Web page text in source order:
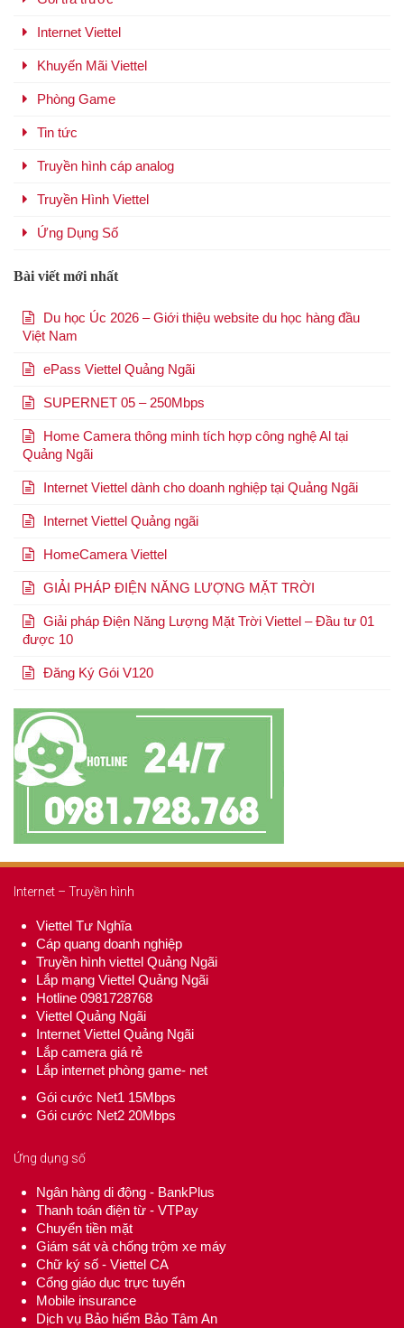
Internet Viettel
Khuyến Mãi Viettel
Phòng Game
Tin tức
Truyền hình cáp analog
Truyền Hình Viettel
Ứng Dụng Số
Bài viết mới nhất
Du học Úc 2026 – Giới thiệu website du học hàng đầu
Việt Nam
ePass Viettel Quảng Ngãi
SUPERNET 05 – 250Mbps
Home Camera thông minh tích hợp công nghệ Al tại
Quảng Ngãi
Internet Viettel dành cho doanh nghiệp tại Quảng Ngãi
Internet Viettel Quảng ngãi
HomeCamera Viettel
GIẢI PHÁP ĐIỆN NĂNG LƯỢNG MẶT TRỜI
Giải pháp Điện Năng Lượng Mặt Trời Viettel – Đầu tư 01
được 10
Đăng Ký Gói V120
Internet – Truyền hình
Viettel Tư Nghĩa
Cáp quang doanh nghiệp
Truyền hình viettel Quảng Ngãi
Lắp mạng Viettel Quảng Ngãi
Hotline 0981728768
Viettel Quảng Ngãi
Internet Viettel Quảng Ngãi
Lắp camera giá rẻ
Lắp internet phòng game- net
Gói cước Net1 15Mbps
Gói cước Net2 20Mbps
Ứng dụng số
Ngân hàng di động - BankPlus
Thanh toán điện từ - VTPay
Chuyển tiền mặt
Giám sát và chống trộm xe máy
Chữ ký số - Viettel CA
Cổng giáo dục trực tuyến
Mobile insurance
Dịch vụ Bảo hiểm Bảo Tâm An